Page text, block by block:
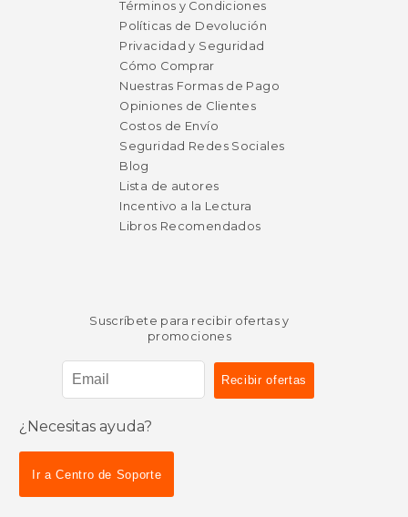
$ 17.84
50%
$ 29.35
Términos y Condiciones
Políticas de Devolución
Privacidad y Seguridad
Cómo Comprar
Nuestras Formas de Pago
Opiniones de Clientes
Costos de Envío
Seguridad Redes Sociales
Blog
Lista de autores
Incentivo a la Lectura
Libros Recomendados
Suscríbete para recibir ofertas y
promociones
¿Necesitas ayuda?
Ir a Centro de Soporte